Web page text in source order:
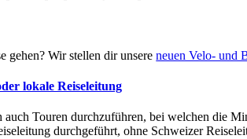
gehen? Wir stellen dir unsereneuen Velo- und
lokale Reiseleitung
Touren durchzuführen, bei welchen die
durchgeführt, ohne Schweizer